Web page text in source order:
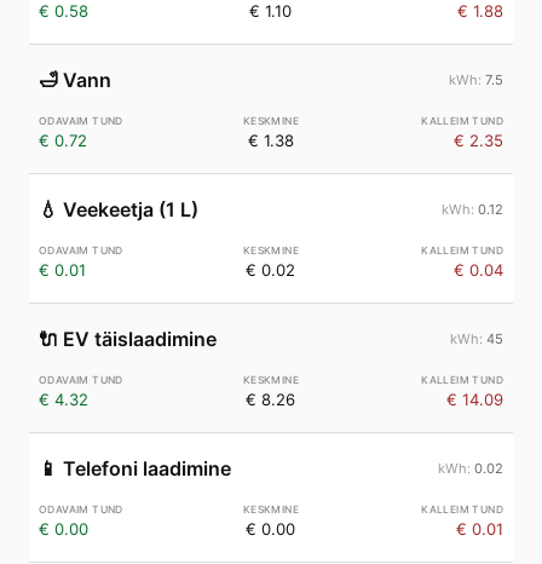
€ 0.58 € 1.10 € 1.88
🛁 Vann 7.5
€ 0.72 € 1.38 € 2.35
💧 Veekeetja (1 L) 0.12
€ 0.01 € 0.02 € 0.04
🔌 EV täislaadimine 45
€ 4.32 € 8.26 € 14.09
📱 Telefoni laadimine 0.02
€ 0.00 € 0.00 € 0.01